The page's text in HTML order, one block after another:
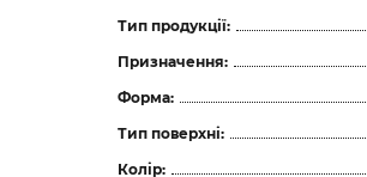
Тип продукції:
Призначення:
Форма:
Тип поверхні:
Колір: